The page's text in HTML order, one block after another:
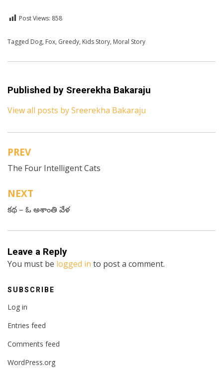
Post Views: 858
Posted inKids Stories,Telugu
Tagged Dog, Fox, Greedy, Kids Story, Moral Story
Published by Sreerekha Bakaraju
View all posts by Sreerekha Bakaraju
Post
navigation
PREV
The Four Intelligent Cats
NEXT
కథ – ఓ అశాంతి వేళ
Leave a Reply
You must be logged in to post a comment.
SUBSCRIBE
Log in
Entries feed
Comments feed
WordPress.org